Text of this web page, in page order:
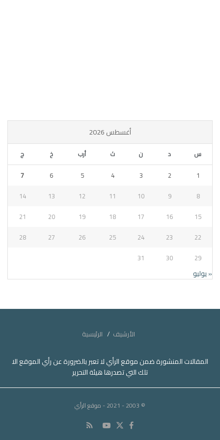
أغسطس 2026
س د ن ث أرب خ ج
1
2
3
4
5
6
7
8
9
10
11
12
13
14
15
16
17
18
19
20
21
22
23
24
25
26
27
28
29
30
31
« يوليو
الأرشيف الرئيسية
المقالات المنشورة ضمن موقع الرأي لا تعبر بالضرورة عن رأي الموقع الا
تلك التي تصدرها هيئة التحرير
© 2003 - 2021 - موقع الرأي